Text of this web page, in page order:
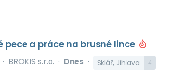
pece a práce na brusné lince
· BROKIS s.r.o. · Dnes · Sklář, Jihlava 4